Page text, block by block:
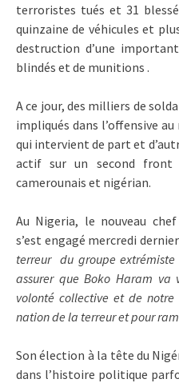
terroristes tués et 31
quinzaine de véhicules et
destruction d’une
blindés et de munitions .
A ce jour, des milliers de
impliqués dans l’offensive
qui intervient de part et
actif sur un second front
camerounais et nigérian.
Au Nigeria, le nouveau
s’est engagé mercredi dernier
terreur du groupe extrémiste
assurer que Boko Haram
volonté collective et de
nation de la terreur et pour
Son élection à la tête du
dans l’histoire politique